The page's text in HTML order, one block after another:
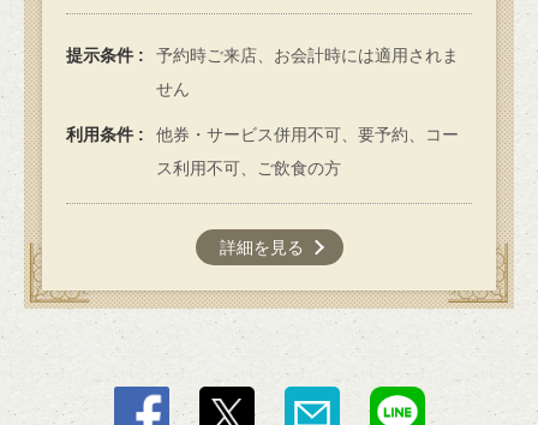
提示条件
予約時ご来店、お会計時には適用されま
せん
利用条件
他券・サービス併用不可、要予約、コー
ス利用不可、ご飲食の方
詳細を見る
クーポン | 関内 個室 隠れ家ダイニング AMAZON CLUB ア
神奈川県横浜市中区万代町２-4-1 東カンパークサイド201
https://amazonclub.owst.jp/coupons
閉じる